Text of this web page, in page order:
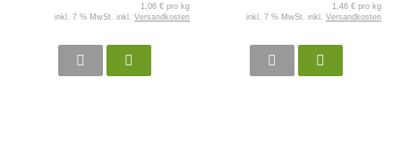
1,06 € pro kg
inkl. 7 % MwSt. inkl. Versandkosten
1,46 € pro kg
inkl. 7 % MwSt. inkl. Versandkosten